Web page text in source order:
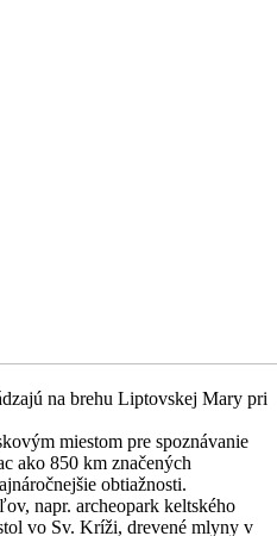
na brehu Liptovskej Mary pri
miestom pre spoznávanie
ako 850 km značených
obtiažnosti.
napr. archeopark keltského
vo Sv. Kríži, drevené mlyny v